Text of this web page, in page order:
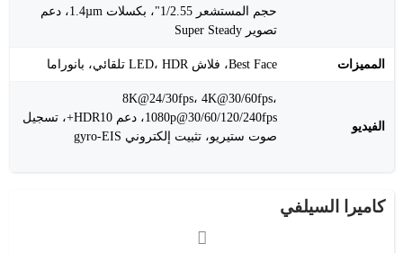
حجم المستشعر 1/2.55"، بكسلات 1.4µm، دعم
تصوير Super Steady
المميزات Best Face، فلاش LED، HDR تلقائي، بانوراما
الفيديو
8K@24/30fps، 4K@30/60fps،
1080p@30/60/120/240fps، دعم HDR10+، تسجيل
صوت ستيريو، تثبيت إلكتروني gyro-EIS
كاميرا السيلفي